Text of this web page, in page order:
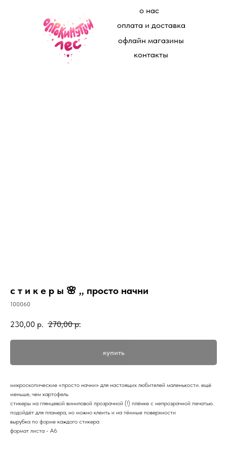
о нас
оплата и доставка
офлайн магазины
контакты
с т и к е р ы 🌸 ,, просто начни
100060
230,00 р. 270,00 р.
купить
микроскопические «просто начни» для настоящих любителей маленькости. ещё
меньше, чем картофель
стикеры на глянцевой виниловой прозрачной (!) плёнке с непрозрачной печатью.
подойдёт для планера, но можно клеить и на тёмные поверхности
вырубка по форме каждого стикера
формат листа - А6